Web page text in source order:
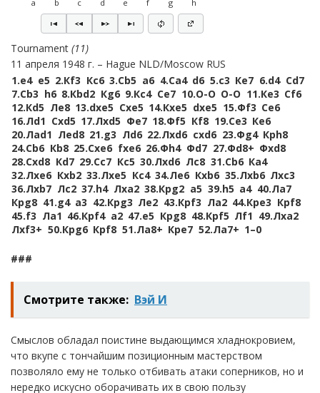
a b c d e f g h
Tournament 11
11 апреля 1948 г.
Hague NLD/Moscow RUS
1.e4 e5 2.Кf3 Кc6 3.Сb5 a6 4.Сa4 d6 5.c3 Кe7 6.d4 Сd7
7.Сb3 h6 8.Кbd2 Кg6 9.Кc4 Сe7 10.O-O O-O 11.Кe3 Сf6
12.Кd5 Лe8 13.dxe5 Сxe5 14.Кxe5 dxe5 15.Фf3 Сe6
16.Лd1 Сxd5 17.Лxd5 Фe7 18.Фf5 Кf8 19.Сe3 Кe6
20.Лad1 Лed8 21.g3 Лd6 22.Лxd6 cxd6 23.Фg4 Крh8
24.Сb6 Кb8 25.Сxe6 fxe6 26.Фh4 Фd7 27.Фd8+ Фxd8
28.Сxd8 Кd7 29.Сc7 Кc5 30.Лxd6 Лc8 31.Сb6 Кa4
32.Лxe6 Кxb2 33.Лxe5 Кc4 34.Лe6 Кxb6 35.Лxb6 Лxc3
36.Лxb7 Лc2 37.h4 Лxa2 38.Крg2 a5 39.h5 a4 40.Лa7
Крg8 41.g4 a3 42.Крg3 Лe2 43.Крf3 Лa2 44.Крe3 Крf8
45.f3 Лa1 46.Крf4 a2 47.e5 Крg8 48.Крf5 Лf1 49.Лxa2
Лxf3+ 50.Крg6 Крf8 51.Лa8+ Крe7 52.Лa7+ 1–0
###
Смотрите также: Вэй И
Смыслов обладал поистине выдающимся хладнокровием,
что вкупе с тончайшим позиционным мастерством
позволяло ему не только отбивать атаки соперников, но и
нередко искусно оборачивать их в свою пользу